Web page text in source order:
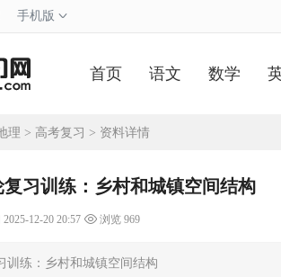
手机版
首页 语文 数学
理 > 高考复习 > 资料详情
习训练：乡村和城镇空间结构
2025-12-20 20:57 浏览 969
训练：乡村和城镇空间结构